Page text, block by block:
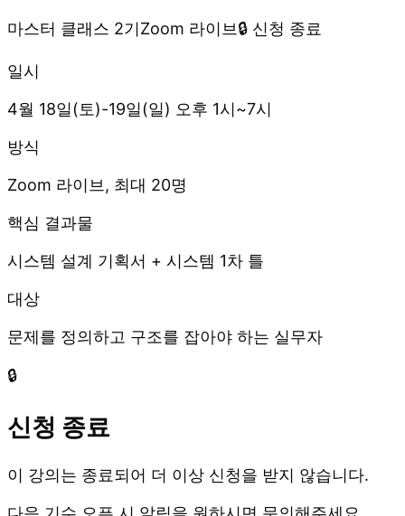
마스터 클래스 2기Zoom 라이브🔒 신청 종료
일시
4월 18일(토)-19일(일) 오후 1시~7시
방식
Zoom 라이브, 최대 20명
핵심 결과물
시스템 설계 기획서 + 시스템 1차 틀
대상
문제를 정의하고 구조를 잡아야 하는 실무자
🔒
신청 종료
이 강의는 종료되어 더 이상 신청을 받지 않습니다.